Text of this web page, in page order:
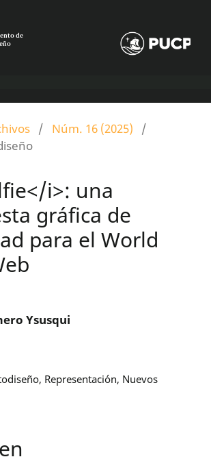
de
/ Núm. 16 (2025)
/
i>: una
gráfica de
para el World
Ysusqui
Representación, Nuevos